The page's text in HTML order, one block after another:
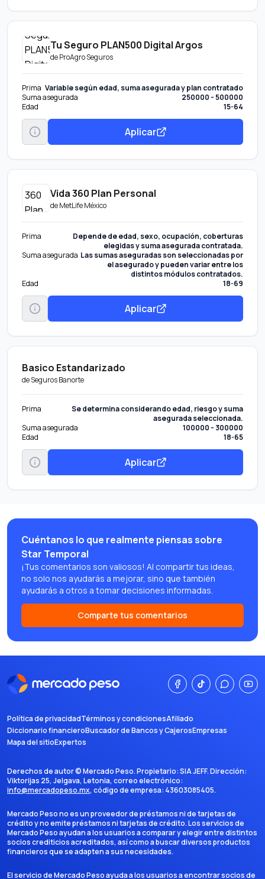
Tu Seguro PLAN500 Digital Argos
deProAgro Seguros
Prima Variable según edad, suma asegurada y plan contratado
Suma asegurada
250000 - 500000
Edad
15-64
Aplicar
Vida 360 Plan Personal
deMetLife México
Prima
Depende de edad, sexo, ocupación, coberturas
elegidas y suma asegurada contratada.
Suma asegurada Las sumas aseguradas son seleccionadas por
el asegurado y pueden variar entre los
distintos módulos contratados.
Edad
18-69
Aplicar
Basico Estandarizado
deSeguros Banorte
Prima
Se determina considerando edad, riesgo y suma
asegurada seleccionada.
Suma asegurada
100000 - 300000
Edad
18-65
Aplicar
Cuéntanos lo que realmente piensas sobre
Star Temporal
¡Tus comentarios son valiosos! Al compartir tus ideas,
no solo nos ayudarás a mejorar, sino que también
ayudarás a otros a tomar decisiones informadas.
Comparte tus comentarios
Política de privacidadTérminos y condicionesAfiliado
Diccionario financieroBuscador de Bancos y CajerosEmpresas
Mapa del sitioExpertos
Derechos de autor ©Mercado Peso. Propietario:SIA JEFF. Dirección:
Viktorijas 25, Jelgava, Letonia, correo electrónico:
info@mercadopeso.mx, código de empresa: 43603085405.
Mercado Peso no es un proveedor de préstamos ni de tarjetas de
crédito y no emite préstamos ni tarjetas de crédito. Los servicios de
Mercado Peso ayudan a los usuarios a comparar y elegir entre distintos
socios crediticios acreditados, así como a buscar diversos productos
financieros que se adapten a sus necesidades.
El servicio de Mercado Peso ayuda a los usuarios a encontrar socios de